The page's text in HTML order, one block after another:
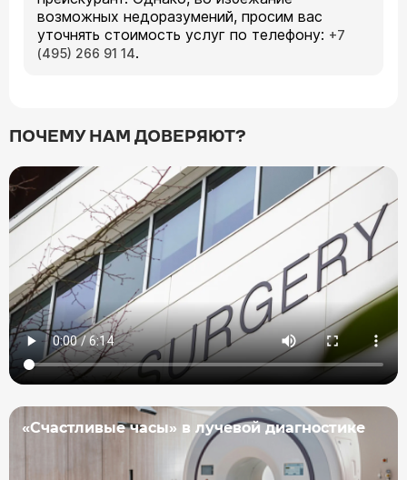
возможных недоразумений, просим вас
уточнять стоимость услуг по телефону: +7
(495) 266 91 14.
ПОЧЕМУ НАМ ДОВЕРЯЮТ?
«Счастливые часы» в лучевой диагностике